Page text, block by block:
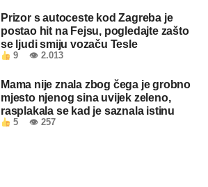
Prizor s autoceste kod Zagreba je
postao hit na Fejsu, pogledajte zašto
se ljudi smiju vozaču Tesle
9 👁 2.013
Mama nije znala zbog čega je grobno
mjesto njenog sina uvijek zeleno,
rasplakala se kad je saznala istinu
5 👁 257